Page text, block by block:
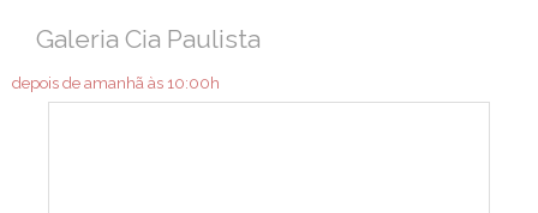
Galeria Cia Paulista
depois de amanhã às 10:00h